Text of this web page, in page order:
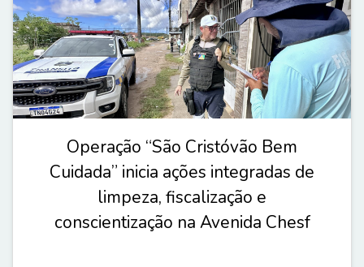
Operação “São Cristóvão Bem
Cuidada” inicia ações integradas de
limpeza, fiscalização e
conscientização na Avenida Chesf